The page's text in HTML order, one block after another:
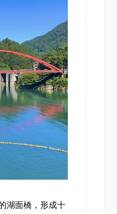
湖面橋，形成十